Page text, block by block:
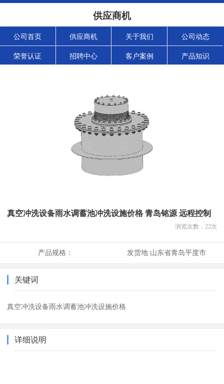
供应商机
公司首页 供应商机 关于我们 公司动态
荣誉认证 招聘中心 客户案例 产品知识
真空冲洗设备雨水调蓄池冲洗设施价格 青岛铭源 远程控制
浏览次数： 22次
产品规格： 发货地:山东省青岛平度市
关键词
真空冲洗设备雨水调蓄池冲洗设施价格
详细说明